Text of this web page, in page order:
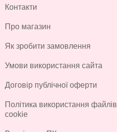
Контакти
Про магазин
Як зробити замовлення
Умови використання сайта
Договір публічної оферти
Політика використання файлів
cookie